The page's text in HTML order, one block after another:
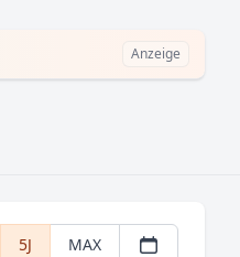
Anzeige
5J MAX